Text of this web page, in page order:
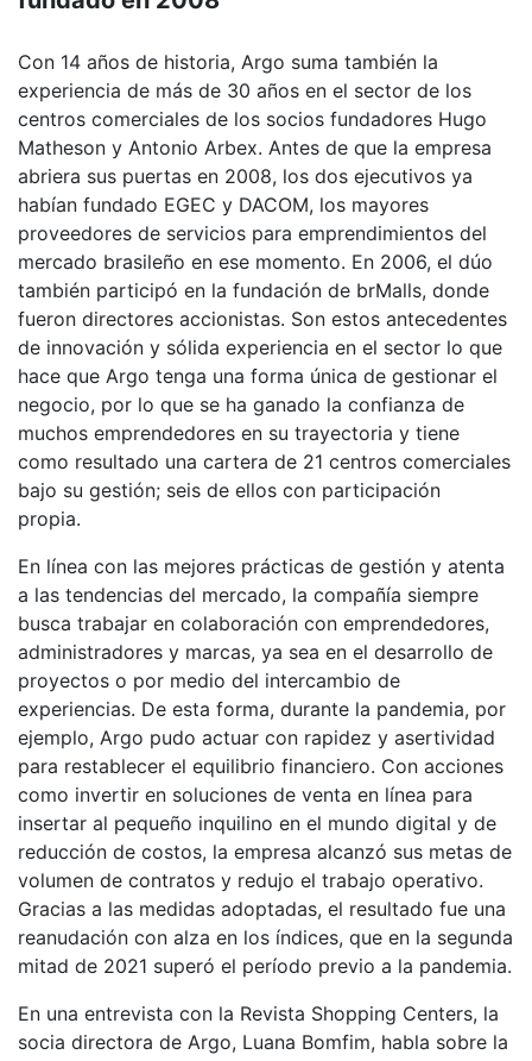
Con 14 años de historia, Argo suma también la
experiencia de más de 30 años en el sector de los
centros comerciales de los socios fundadores Hugo
Matheson y Antonio Arbex. Antes de que la empresa
abriera sus puertas en 2008, los dos ejecutivos ya
habían fundado EGEC y DACOM, los mayores
proveedores de servicios para emprendimientos del
mercado brasileño en ese momento. En 2006, el dúo
también participó en la fundación de brMalls, donde
fueron directores accionistas. Son estos antecedentes
de innovación y sólida experiencia en el sector lo que
hace que Argo tenga una forma única de gestionar el
negocio, por lo que se ha ganado la confianza de
muchos emprendedores en su trayectoria y tiene
como resultado una cartera de 21 centros comerciales
bajo su gestión; seis de ellos con participación
propia.
En línea con las mejores prácticas de gestión y atenta
a las tendencias del mercado, la compañía siempre
busca trabajar en colaboración con emprendedores,
administradores y marcas, ya sea en el desarrollo de
proyectos o por medio del intercambio de
experiencias. De esta forma, durante la pandemia, por
ejemplo, Argo pudo actuar con rapidez y asertividad
para restablecer el equilibrio financiero. Con acciones
como invertir en soluciones de venta en línea para
insertar al pequeño inquilino en el mundo digital y de
reducción de costos, la empresa alcanzó sus metas de
volumen de contratos y redujo el trabajo operativo.
Gracias a las medidas adoptadas, el resultado fue una
reanudación con alza en los índices, que en la segunda
mitad de 2021 superó el período previo a la pandemia.
En una entrevista con la Revista Shopping Centers, la
socia directora de Argo, Luana Bomfim, habla sobre la